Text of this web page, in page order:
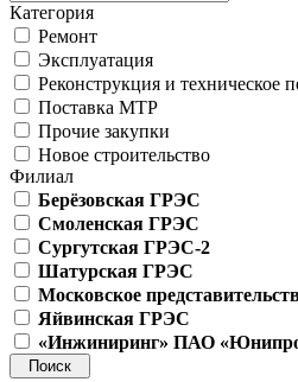
Категория
Ремонт
Эксплуатация
Реконструкция и техническое
Поставка МТР
Прочие закупки
Новое строительство
Филиал
Берёзовская ГРЭС
Смоленская ГРЭС
Сургутская ГРЭС-2
Шатурская ГРЭС
Московское
Яйвинская ГРЭС
«Инжиниринг» ПАО